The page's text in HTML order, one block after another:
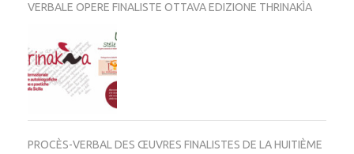
VERBALE OPERE FINALISTE OTTAVA EDIZIONE THRINAKÌA
PROCÈS-VERBAL DES ŒUVRES FINALISTES DE LA HUITIÈME